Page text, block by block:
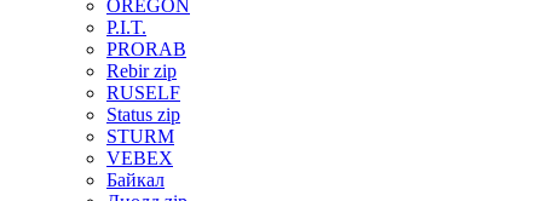
OREGON
P.I.T.
PRORAB
Rebir zip
RUSELF
Status zip
STURM
VEBEX
Байкал